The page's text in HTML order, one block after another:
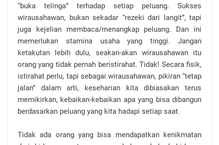
“buka telinga” terhadap setiap peluang. Sukses
wirausahawan, bukan sekadar “rezeki dari langit”, tapi
juga kejelian membaca/menangkap peluang. Dan ini
memerlukan stamina usaha yang tinggi. Jangan
ketakutan lebih dulu, seakan-akan wirausahawan itu
orang yang tidak pernah beristirahat. Tidak! Secara fisik,
istirahat perlu, tapi sebagai wirausahawan, pikiran “tetap
jalan” dalam arti, keseharian kita dibiasakan terus
memikirkan, kebaikan-kebaikan apa yang bisa dibangun
berdasarkan peluang yang kita hadapi setiap saat.
Tidak ada orang yang bisa mendapatkan kenikmatan